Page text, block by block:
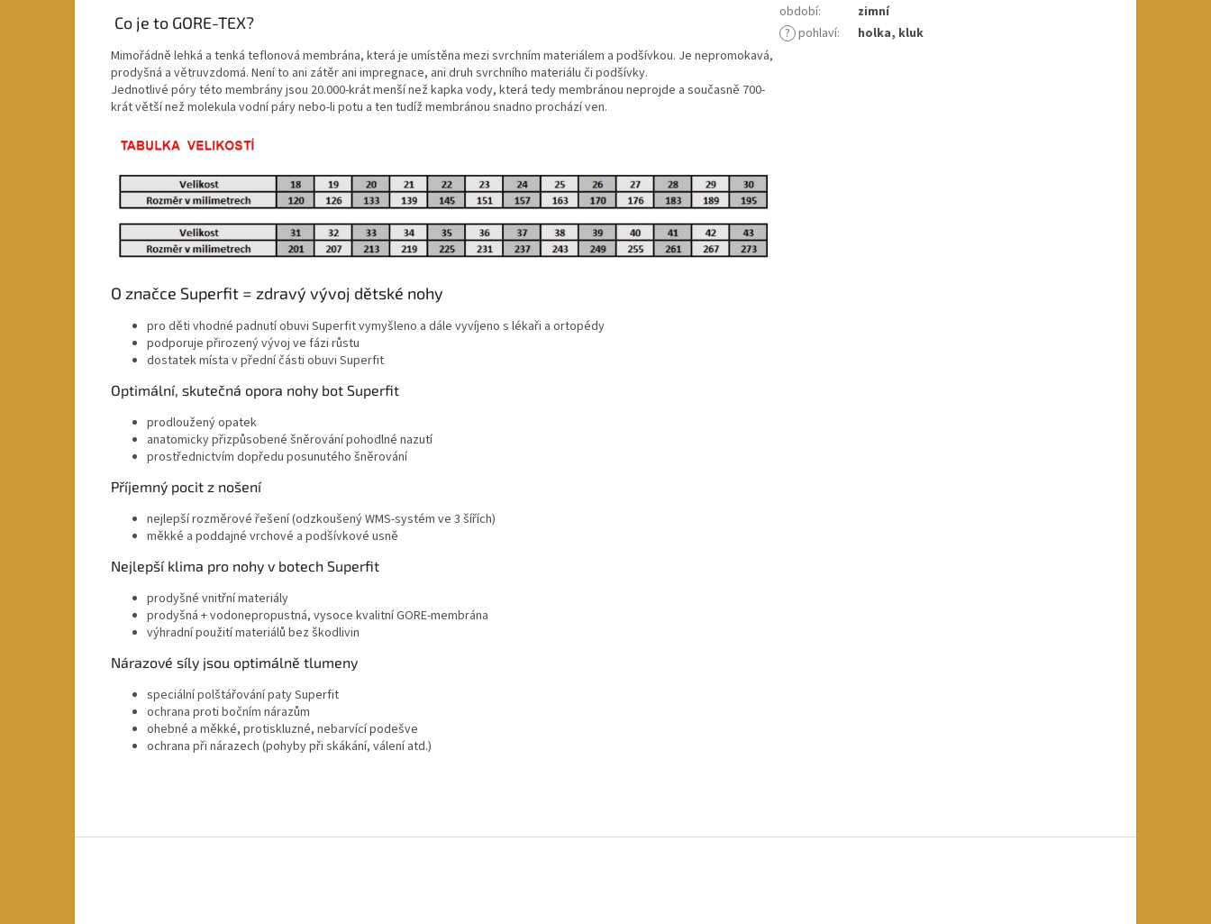
Co je to GORE-TEX?
Mimořádně lehká a tenká teflonová membrána, která je umístěna mezi svrchním materiálem a podšívkou. Je nepromokavá,
prodyšná a větruvzdomá. Není to ani zátěr ani impregnace, ani druh svrchního materiálu či podšívky.
Jednotlivé póry této membrány jsou 20.000-krát menší než kapka vody, která tedy membránou neprojde a současně 700-
krát větší než molekula vodní páry nebo-li potu a ten tudíž membránou snadno prochází ven.
O značce Superfit = zdravý vývoj dětské nohy
pro děti vhodné padnutí obuvi Superfit vymyšleno a dále vyvíjeno s lékaři a ortopédy
podporuje přirozený vývoj ve fázi růstu
dostatek místa v přední části obuvi Superfit
Optimální, skutečná opora nohy bot Superfit
prodloužený opatek
anatomicky přizpůsobené šněrování pohodlné nazutí
prostřednictvím dopředu posunutého šněrování
Příjemný pocit z nošení
nejlepší rozměrové řešení (odzkoušený WMS-systém ve 3 šířích)
měkké a poddajné vrchové a podšívkové usně
Nejlepší klima pro nohy v botech Superfit
prodyšné vnitřní materiály
prodyšná + vodonepropustná, vysoce kvalitní GORE-membrána
výhradní použití materiálů bez škodlivin
Nárazové síly jsou optimálně tlumeny
speciální polštářování paty Superfit
ochrana proti bočním nárazům
ohebné a měkké, protiskluzné, nebarvící podešve
ochrana při nárazech (pohyby při skákání, válení atd.)
období:
zimní
? pohlaví: holka, kluk